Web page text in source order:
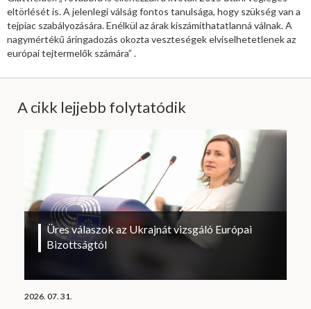
eltörlését is. A jelenlegi válság fontos tanulsága, hogy szükség van a
tejpiac szabályozására. Enélkül az árak kiszámíthatatlanná válnak. A
nagymértékű áringadozás okozta veszteségek elviselhetetlenek az
európai tejtermelők számára” .
A cikk lejjebb folytatódik
Üres válaszok az Ukrajnát vizsgáló Európai
Bizottságtól
2026. 07. 31.